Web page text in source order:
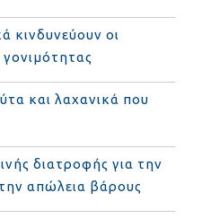
κινδυνεύουν οι
και λαχανικά που
διατροφής για την
απώλεια βάρους